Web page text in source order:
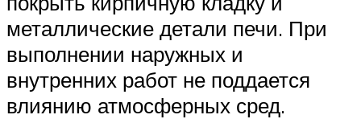
металлические детали печи. При
выполнении наружных и
внутренних работ не поддается
влиянию атмосферных сред.